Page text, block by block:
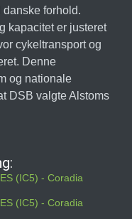
forhold.
kapacitet er justeret
cykeltransport og
Denne
og nationale
DSB valgte Alstoms
(IC5) - Coradia
(IC5) - Coradia